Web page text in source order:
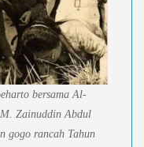
bersama Al-
Zainuddin Abdul
gogo rancah Tahun